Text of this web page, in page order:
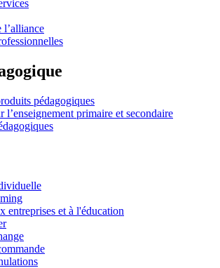
l’alliance
pédagogiques
l’enseignement primaire et secondaire
entreprises et à l'éducation